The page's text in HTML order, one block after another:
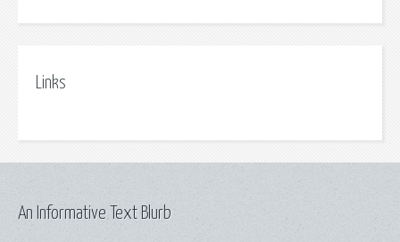
Links
An Informative Text Blurb